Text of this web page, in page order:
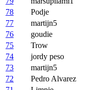
78
Podje
77
martijn5
76
goudie
75
Trow
74
jordy peso
73
martijn5
72
Pedro Alvarez